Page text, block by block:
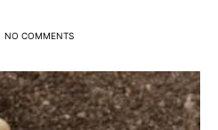
NO COMMENTS